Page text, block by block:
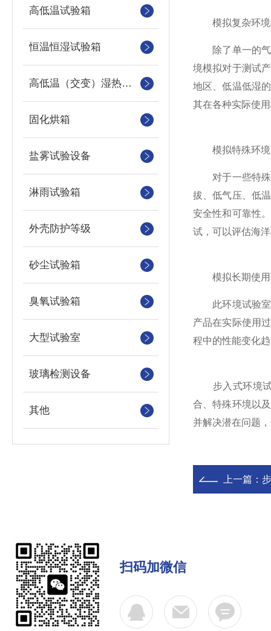
高低温试验箱
恒温恒湿试验箱
高低温（交变）湿热试验箱
固化烘箱
盐雾试验设备
淋雨试验箱
外壳防护等级
砂尘试验箱
臭氧试验箱
大型试验室
玻璃检测设备
其他
模拟复杂环境
除了单一的气
境模拟对于测试
地区、低温低湿
其在各种实际使
模拟特殊环境
对于一些特殊
拔、低气压、低
安全性和可靠性
试，可以评估海
模拟长期使用
此环境试验室
产品在实际使用
程中的性能变化
步入式环境试
合、特殊环境以
并解决潜在问题
上一篇：
扫码加微信